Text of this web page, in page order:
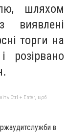
шляхом
виявлені
торги на
Ctrl + Enter, щоб
в